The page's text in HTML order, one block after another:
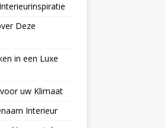
Deze
in een Luxe
uw Klimaat
Interieur